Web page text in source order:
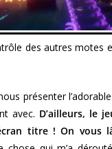
des autres motes
présenter
avec. D’ailleurs, le
titre ! On vous